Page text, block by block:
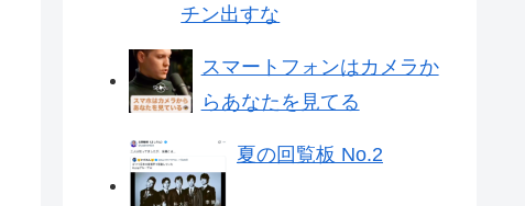
チン出すな
スマートフォンはカメラか
らあなたを見てる
夏の回覧板 No.2